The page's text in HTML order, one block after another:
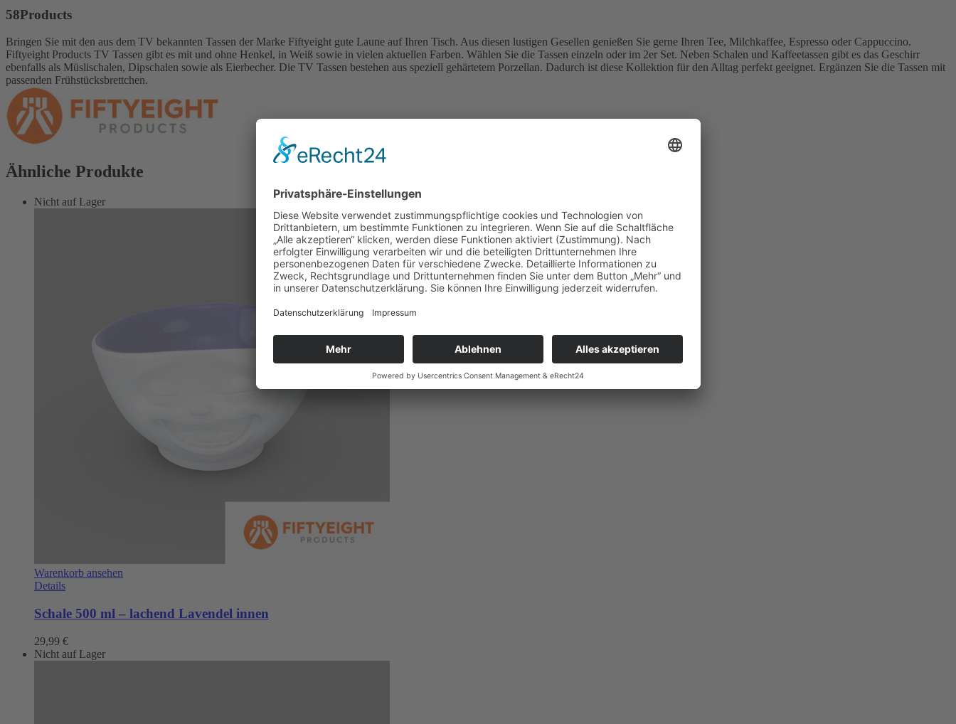
58Products
Bringen Sie mit den aus dem TV bekannten Tassen der Marke Fiftyeight gute Laune auf Ihren Tisch. Aus diesen lustigen Gesellen genießen Sie gerne Ihren Tee, Milchkaffee, Espresso oder Cappuccino.
Fiftyeight Products TV Tassen gibt es mit und ohne Henkel, in Weiß sowie in vielen aktuellen Farben. Wählen Sie die Tassen einzeln oder im 2er Set. Neben Schalen und Kaffeetassen gibt es das Geschirr
ebenfalls als Müslischalen, Dipschalen sowie als Eierbecher. Die TV Tassen bestehen aus speziell gehärtetem Porzellan. Dadurch ist diese Kollektion für den Alltag perfekt geeignet. Ergänzen Sie die Tassen mit
passenden Frühstücksbrettchen.
Ähnliche Produkte
Nicht auf Lager
Warenkorb ansehen
Details
Schale 500 ml – lachend Lavendel innen
29,99 €
Nicht auf Lager